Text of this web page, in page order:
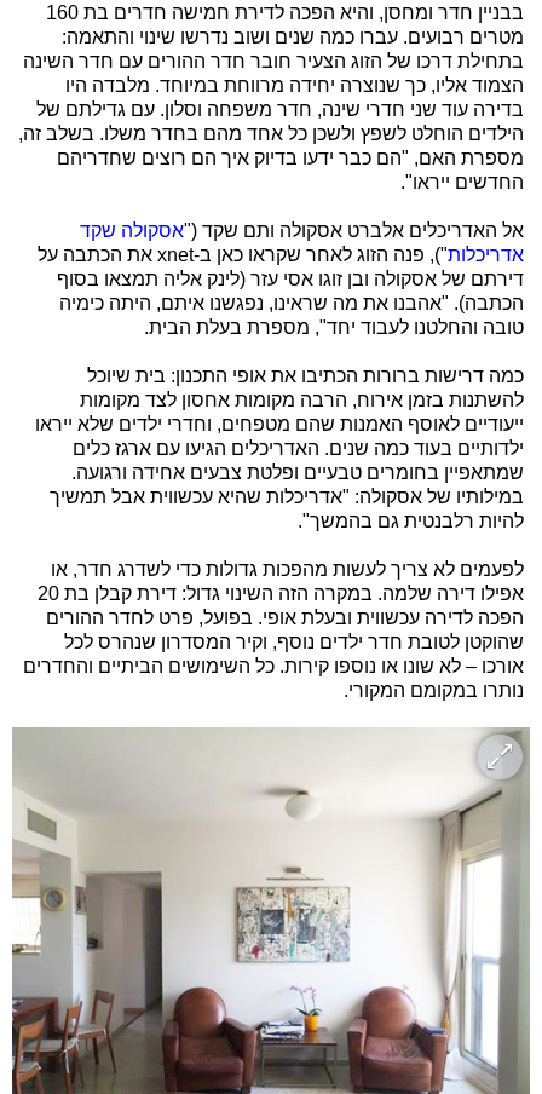
בבניין חדר ומחסן, והיא הפכה לדירת חמישה חדרים בת 160
מטרים רבועים. עברו כמה שנים ושוב נדרשו שינוי והתאמה:
בתחילת דרכו של הזוג הצעיר חובר חדר ההורים עם חדר השינה
הצמוד אליו, כך שנוצרה יחידה מרווחת במיוחד. מלבדה היו
בדירה עוד שני חדרי שינה, חדר משפחה וסלון. עם גדילתם של
הילדים הוחלט לשפץ ולשכן כל אחד מהם בחדר משלו. בשלב זה,
מספרת האם, "הם כבר ידעו בדיוק איך הם רוצים שחדריהם
החדשים ייראו".
אל האדריכלים אלברט אסקולה ותם שקד ("אסקולה שקד
אדריכלות
"), פנה הזוג לאחר שקראו כאן ב-xnet את הכתבה על
דירתם של אסקולה ובן זוגו אסי עזר (לינק אליה תמצאו בסוף
הכתבה). "אהבנו את מה שראינו, נפגשנו איתם, היתה כימיה
טובה והחלטנו לעבוד יחד", מספרת בעלת הבית.
כמה דרישות ברורות הכתיבו את אופי התכנון: בית שיוכל
להשתנות בזמן אירוח, הרבה מקומות אחסון לצד מקומות
ייעודיים לאוסף האמנות שהם מטפחים, וחדרי ילדים שלא ייראו
ילדותיים בעוד כמה שנים. האדריכלים הגיעו עם ארגז כלים
שמתאפיין בחומרים טבעיים ופלטת צבעים אחידה ורגועה.
במילותיו של אסקולה: "אדריכלות שהיא עכשווית אבל תמשיך
להיות רלבנטית גם בהמשך".
לפעמים לא צריך לעשות מהפכות גדולות כדי לשדרג חדר, או
אפילו דירה שלמה. במקרה הזה השינוי גדול: דירת קבלן בת 20
הפכה לדירה עכשווית ובעלת אופי. בפועל, פרט לחדר ההורים
שהוקטן לטובת חדר ילדים נוסף, וקיר המסדרון שנהרס לכל
אורכו – לא שונו או נוספו קירות. כל השימושים הביתיים והחדרים
נותרו במקומם המקורי.